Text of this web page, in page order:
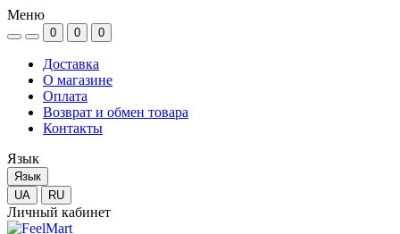
Меню
0 0 0
Доставка
О магазине
Оплата
Возврат и обмен товара
Контакты
Язык
Язык
UA
RU
Личный кабинет